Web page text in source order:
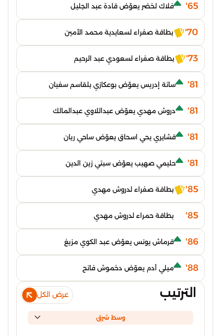
65' فلاك لخضر يعوّض قادة عبد الجليل
70' بطاقة صفراء لسعايدية محمد الأمين
73' بطاقة صفراء لسعودي عبد الرحيم
81' ساتة إدريس يعوّض بوعكازي بلقاسم سفيان
81' دروش مهدي يعوّض عبداللاوي عبدالمالك
81' قشايري يحي اسحاق يعوّض ساحي ريان
81' حليمي صهيب يعوّض سبتي زين الدين
85' بطاقة صفراء لدروش مهدي
85' بطاقة حمراء لدروش مهدي
86' قرماش يونس يعوّض عبد الكوي مزيغ
88' ميلي أدم يعوّض دخموش فاتح
الترتيب عرض الكل
وسط شرق